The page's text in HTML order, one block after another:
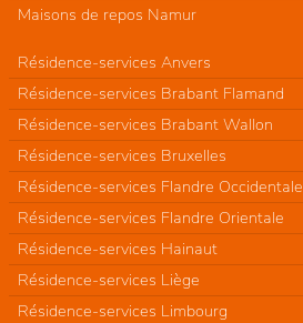
Maisons de repos Namur
Résidence-services Anvers
Résidence-services Brabant Flamand
Résidence-services Brabant Wallon
Résidence-services Bruxelles
Résidence-services Flandre Occidentale
Résidence-services Flandre Orientale
Résidence-services Hainaut
Résidence-services Liège
Résidence-services Limbourg